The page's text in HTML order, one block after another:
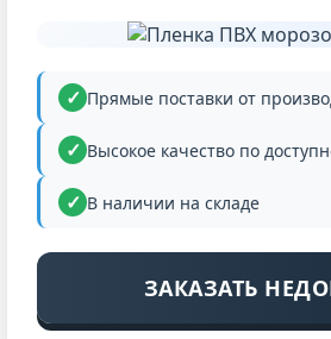
Прямые поставки от
Высокое качество по
В наличии на складе
ЗАКАЗАТЬ